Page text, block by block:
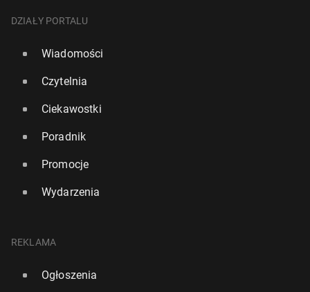
DZIAŁY PORTALU
Wiadomości
Czytelnia
Ciekawostki
Poradnik
Promocje
Wydarzenia
REKLAMA
Ogłoszenia